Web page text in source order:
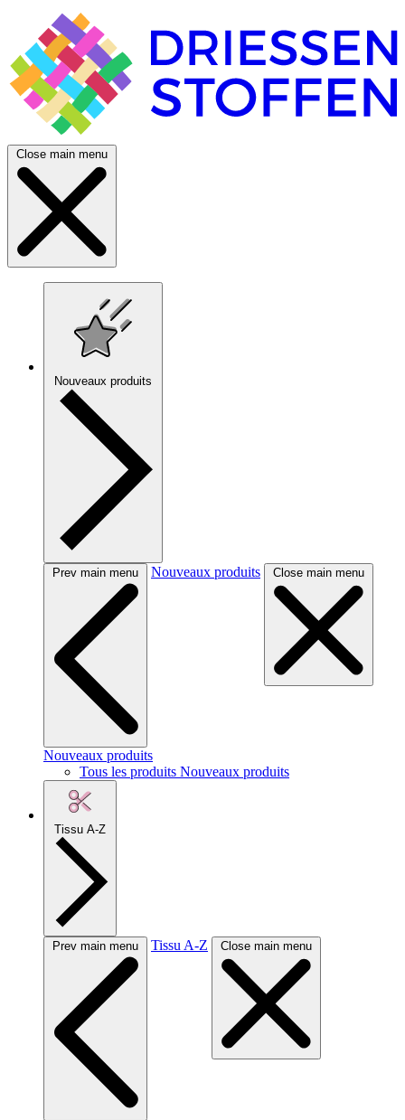
Close main menu
Nouveaux produits
Prev main menu Nouveaux produits Close main menu
Nouveaux produits
Tous les produits Nouveaux produits
Tissu A-Z
Prev main menu Tissu A-Z Close main menu